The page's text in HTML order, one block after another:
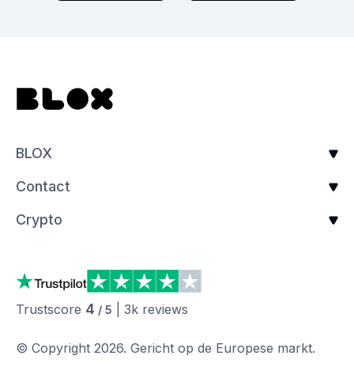
BLOX
Contact
Crypto
Trustscore 4 / 5 3k reviews
© Copyright 2026. Gericht op de Europese markt.